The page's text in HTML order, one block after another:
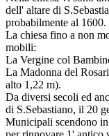
dell' altare di
probabilmente al 1600.
La chiesa fino a non
mobili:
La Vergine col
La Madonna del
alto 1,22 m).
Da diversi secoli ed
di S.Sebastiano, il 20
Municipali scendono